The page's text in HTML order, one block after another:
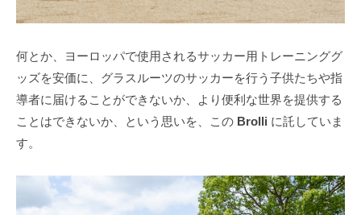
何とか、ヨーロッパで使用されるサッカー用トレーニンググ
ッズを安価に、グラスルーツのサッカーを行う子供たちや指
導者に届けることができないか、より便利な世界を提供する
ことはできないか、という思いを、この Brolli に託していま
す。